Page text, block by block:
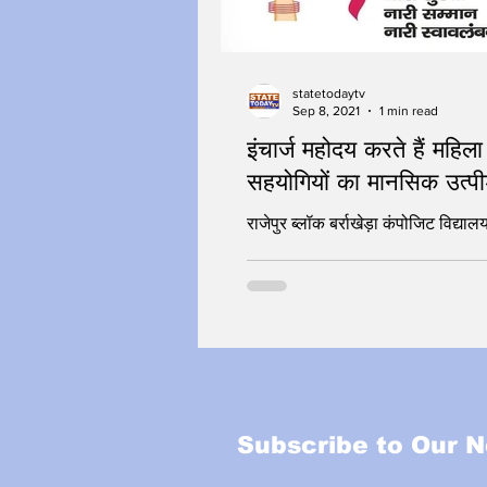
इंचार्ज महोदय करते हैं महिला
सहयोगियों का मानसिक
राजेपुर ब्लॉक बर्राखेड़ा कंपोजिट
statetodaytv
Sep 8, 2021
1 min read
Subscribe to Our